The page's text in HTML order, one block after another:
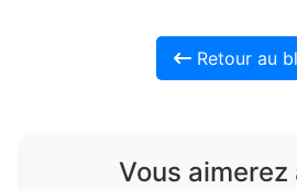
Retour au
Vous aimerez